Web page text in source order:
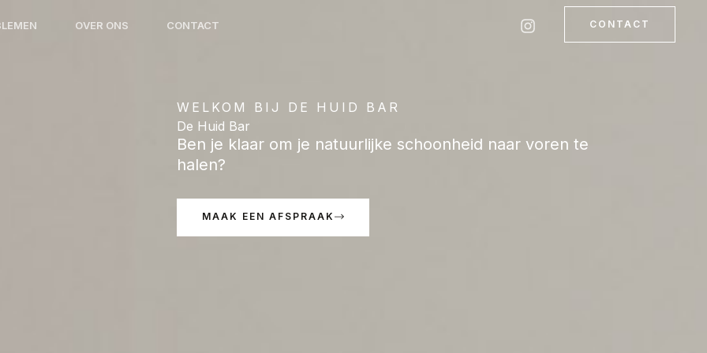
OVER ONS CONTACT CONTACT
WELKOM BIJ DE HUID BAR
De Huid Bar
Ben je klaar om je natuurlijke schoonheid naar voren te
halen?
MAAK EEN AFSPRAAK